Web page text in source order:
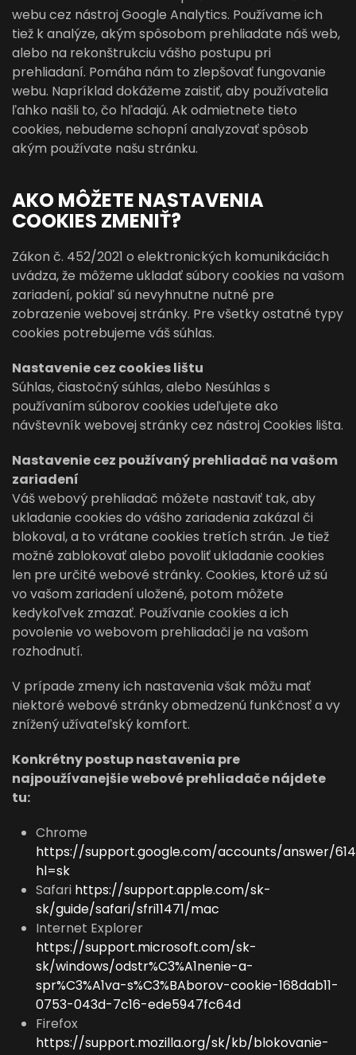
webu cez nástroj Google Analytics. Používame ich
tiež k analýze, akým spôsobom prehliadate náš web,
alebo na rekonštrukciu vášho postupu pri
prehliadaní. Pomáha nám to zlepšovať fungovanie
webu. Napríklad dokážeme zaistiť, aby používatelia
ľahko našli to, čo hľadajú. Ak odmietnete tieto
cookies, nebudeme schopní analyzovať spôsob
akým používate našu stránku.
AKO MÔŽETE NASTAVENIA
COOKIES ZMENIŤ?
Zákon č. 452/2021 o elektronických komunikáciách
uvádza, že môžeme ukladať súbory cookies na vašom
zariadení, pokiaľ sú nevyhnutne nutné pre
zobrazenie webovej stránky. Pre všetky ostatné typy
cookies potrebujeme váš súhlas.
Nastavenie cez cookies lištu
Súhlas, čiastočný súhlas, alebo Nesúhlas s
používaním súborov cookies udeľujete ako
návštevník webovej stránky cez nástroj Cookies lišta.
Nastavenie cez používaný prehliadač na vašom
zariadení
Váš webový prehliadač môžete nastaviť tak, aby
ukladanie cookies do vášho zariadenia zakázal či
blokoval, a to vrátane cookies tretích strán. Je tiež
možné zablokovať alebo povoliť ukladanie cookies
len pre určité webové stránky. Cookies, ktoré už sú
vo vašom zariadení uložené, potom môžete
kedykoľvek zmazať. Používanie cookies a ich
povolenie vo webovom prehliadači je na vašom
rozhodnutí.
V prípade zmeny ich nastavenia však môžu mať
niektoré webové stránky obmedzenú funkčnosť a vy
znížený užívateľský komfort.
Konkrétny postup nastavenia pre
najpoužívanejšie webové prehliadače nájdete
tu:
Chrome
https://support.google.com/accounts/answer/
hl=sk
Safari https://support.apple.com/sk-
sk/guide/safari/sfri11471/mac
Internet Explorer
https://support.microsoft.com/sk-
sk/windows/odstr%C3%A1nenie-a-
spr%C3%A1va-s%C3%BAborov-cookie-168dab11-
0753-043d-7c16-ede5947fc64d
Firefox
https://support.mozilla.org/sk/kb/blokovanie-